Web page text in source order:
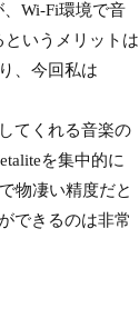
Wi-Fi環境で音
いうメリットは
、今回私は
てくれる音楽の
を集中的に
物凄い精度だと
できるのは非常